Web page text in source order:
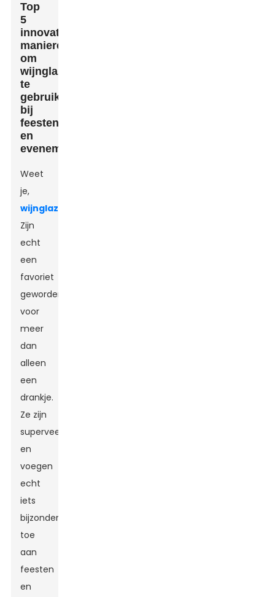
Top
5
innovatieve
manieren
om
wijnglazen
te
gebruiken
bij
feesten
en
evenementen
Weet
je,
wijnglazen
Zijn
echt
een
favoriet
geworden
voor
meer
dan
alleen
een
drankje.
Ze zijn
superveelzijdig
en
voegen
echt
iets
bijzonders
toe
aan
feesten
en